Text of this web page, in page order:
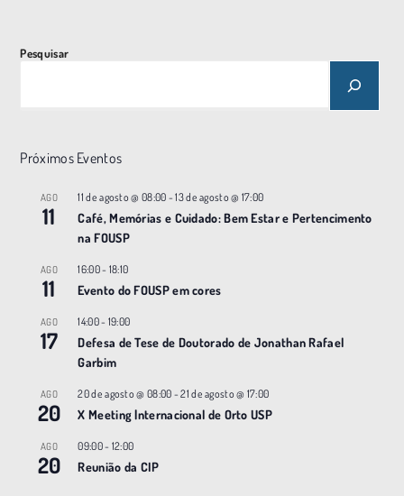
Pesquisar
Próximos Eventos
AGO
11
11 de agosto @ 08:00 -13 de agosto @ 17:00
Café, Memórias e Cuidado: Bem Estar e Pertencimento
na FOUSP
AGO
11
16:00- 18:10
Evento do FOUSP em cores
AGO
17
14:00- 19:00
Defesa de Tese de Doutorado de Jonathan Rafael
Garbim
AGO
20
20 de agosto @ 08:00 -21 de agosto @ 17:00
X Meeting |nternacional de Orto USP
AGO
20
09:00- 12:00
Reunião da CIP